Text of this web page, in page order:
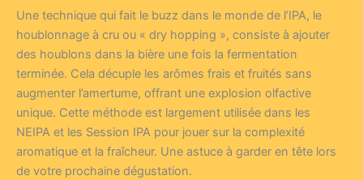
Une technique qui fait le buzz dans le monde de l’IPA, le
houblonnage à cru ou « dry hopping », consiste à ajouter
des houblons dans la bière une fois la fermentation
terminée. Cela décuple les arômes frais et fruités sans
augmenter l’amertume, offrant une explosion olfactive
unique. Cette méthode est largement utilisée dans les
NEIPA et les Session IPA pour jouer sur la complexité
aromatique et la fraîcheur. Une astuce à garder en tête lors
de votre prochaine dégustation.